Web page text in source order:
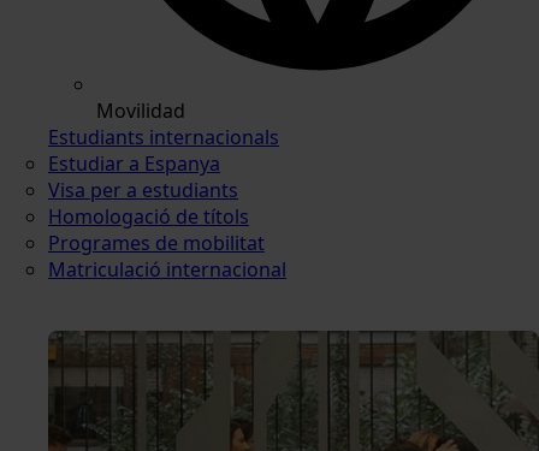
Movilidad
Estudiants internacionals
Estudiar a Espanya
Visa per a estudiants
Homologació de títols
Programes de mobilitat
Matriculació internacional